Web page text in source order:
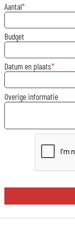
Aantal
Budget
Datum en plaats
Overige informatie